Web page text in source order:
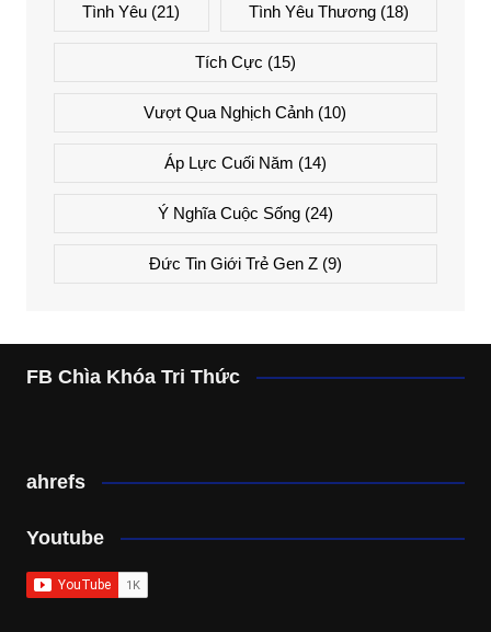
Tình Yêu (21) Tình Yêu Thương(18)
Tích Cực (15)
Vượt Qua Nghịch Cảnh (10)
Áp Lực Cuối Năm (14)
Ý Nghĩa Cuộc Sống(24)
Đức Tin Giới Trẻ Gen Z(9)
FB Chìa Khóa Tri Thức
ahrefs
Youtube